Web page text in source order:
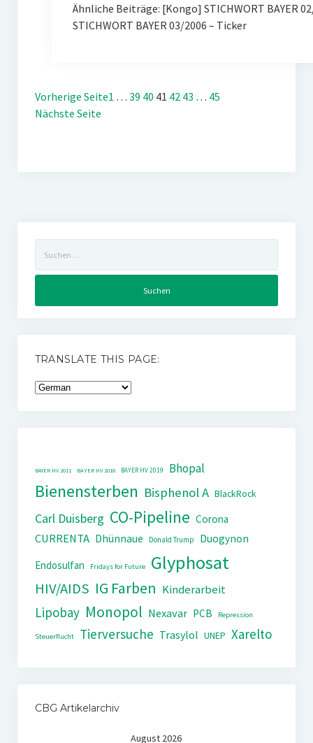
Ähnliche Beiträge: [Kongo] STICHWORT BAYER
STICHWORT BAYER 03/2006 – Ticker
Vorherige Seite1 … 39 40 41 42 43 … 45
Nächste Seite
nach:
TRANSLATE THIS PAGE:
BAYER HV 2011 BAYER HV 2018 BAYER HV 2019 Bhopal
Bienensterben Bisphenol A BlackRock
Carl Duisberg CO-Pipeline Corona
CURRENTA Dhünnaue Donald Trump
Duogynon
Endosulfan
Fridays for Future Glyphosat
HIV/AIDS IG Farben Kinderarbeit
Lipobay Monopol Nexavar PCB Repression
Steuerflucht Tierversuche Trasylol UNEP Xarelto
CBG Artikelarchiv
August 2026